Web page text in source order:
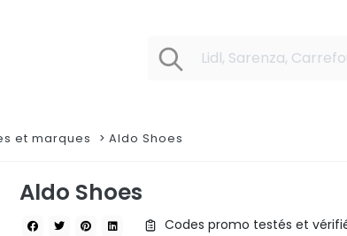
et marques Aldo Shoes
Aldo Shoes
Codes promo testés et